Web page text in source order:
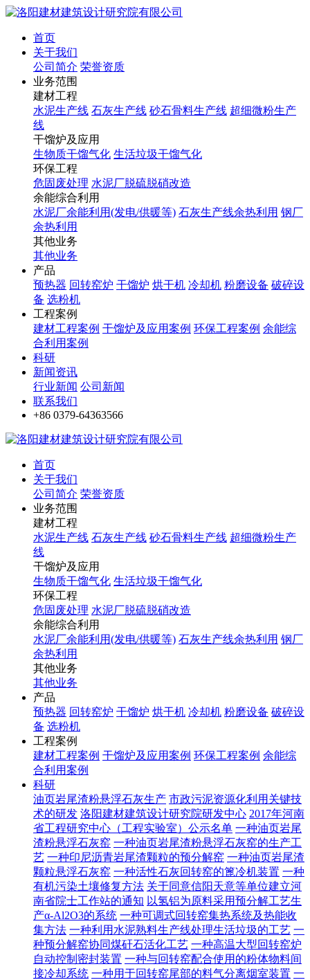
首页
关于我们
公司简介 荣誉资质
业务范围
建材工程
水泥生产线 石灰生产线 砂石骨料生产线 超细微粉生产
线
干馏炉及应用
生物质干馏气化 生活垃圾干馏气化
环保工程
危固废处理 水泥厂脱硫脱硝改造
余能综合利用
水泥厂余能利用(发电/供暖等) 石灰生产线余热利用 钢厂
余热利用
其他业务
其他业务
产品
预热器 回转窑炉 干馏炉 烘干机 冷却机 粉磨设备 破碎设
备 选粉机
工程案例
建材工程案例 干馏炉及应用案例 环保工程案例 余能综
合利用案例
科研
新闻资讯
行业新闻 公司新闻
联系我们
+86 0379-64363566
首页
关于我们
公司简介 荣誉资质
业务范围
建材工程
水泥生产线 石灰生产线 砂石骨料生产线 超细微粉生产
线
干馏炉及应用
生物质干馏气化 生活垃圾干馏气化
环保工程
危固废处理 水泥厂脱硫脱硝改造
余能综合利用
水泥厂余能利用(发电/供暖等) 石灰生产线余热利用 钢厂
余热利用
其他业务
其他业务
产品
预热器 回转窑炉 干馏炉 烘干机 冷却机 粉磨设备 破碎设
备 选粉机
工程案例
建材工程案例 干馏炉及应用案例 环保工程案例 余能综
合利用案例
科研
油页岩尾渣粉悬浮石灰生产 市政污泥资源化利用关键技
术的研发 洛阳建材建筑设计研究院研发中心 2017年河南
省工程研究中心（工程实验室）公示名单 一种油页岩尾
渣粉悬浮石灰窑 一种油页岩尾渣粉悬浮石灰窑的生产工
艺 一种印尼沥青岩尾渣颗粒的预分解窑 一种油页岩尾渣
颗粒悬浮石灰窑 一种活性石灰回转窑的篦冷机装置 一种
有机污染土壤修复方法 关于同意信阳天意等单位建立河
南省院士工作站的通知 以氢铝为原料采用预分解工艺生
产α-Al2O3的系统 一种可调式回转窑集热系统及热能收
集方法 一种利用水泥熟料生产线处理生活垃圾的工艺 一
种预分解窑协同煤矸石活化工艺 一种高温大型回转窑炉
自动控制密封装置 一种与回转窑配合使用的粉体物料间
接冷却系统 一种用于回转窑尾部的料气分离烟室装置 一